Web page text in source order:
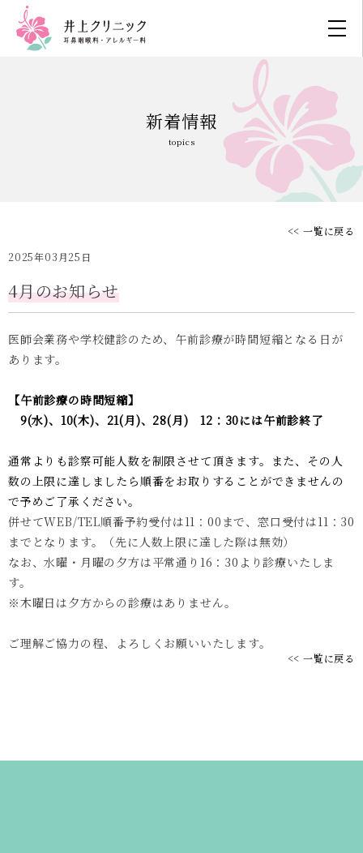
新着情報
topics
<< 一覧に戻る
2025年03月25日
4月のお知らせ
医師会業務や学校健診のため、午前診療が時間短縮となる日が
あります。
【午前診療の時間短縮】
9(水)、10(木)、21(月)、28(月) 12：30には午前診終了
通常よりも診察可能人数を制限させて頂きます。また、その人
数の上限に達しましたら順番をお取りすることができませんの
で予めご了承ください。
併せてWEB/TEL順番予約受付は11：00まで、窓口受付は11：30
までとなります。（先に人数上限に達した際は無効）
なお、水曜・月曜の夕方は平常通り16：30より診療いたしま
す。
※木曜日は夕方からの診療はありません。
ご理解ご協力の程、よろしくお願いいたします。
<< 一覧に戻る